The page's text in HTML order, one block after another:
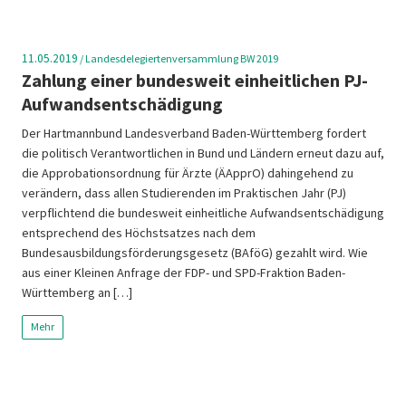
11.05.2019 /Landesdelegiertenversammlung BW 2019
Zahlung einer bundesweit einheitlichen PJ-
Aufwandsentschädigung
Der Hartmannbund Landesverband Baden-Württemberg fordert
die politisch Verantwortlichen in Bund und Ländern erneut dazu auf,
die Approbationsordnung für Ärzte (ÄApprO) dahingehend zu
verändern, dass allen Studierenden im Praktischen Jahr (PJ)
verpflichtend die bundesweit einheitliche Aufwandsentschädigung
entsprechend des Höchstsatzes nach dem
Bundesausbildungsförderungsgesetz (BAföG) gezahlt wird. Wie
aus einer Kleinen Anfrage der FDP- und SPD-Fraktion Baden-
Württemberg an […]
Mehr